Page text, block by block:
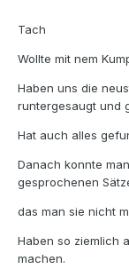
Tach
Wollte mit nem
Haben uns die
runtergesaugt und
Hat auch alles
Danach konnte
gesprochenen
das man sie nicht
Haben so ziemlich
machen.